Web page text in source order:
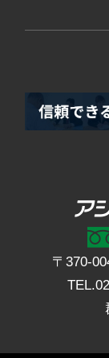
〒370-
TEL.